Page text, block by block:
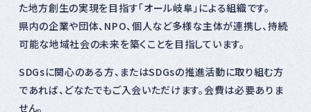
た地方創生の実現を目指す「オール岐阜」による組織です。
県内の企業や団体、NPO、個人など多様な主体が連携し、持続
可能な地域社会の未来を築くことを目指しています。
SDGsに関心のある方、またはSDGsの推進活動に取り組む方
であれば、どなたでもご入会いただけます。会費は必要ありま
せん。